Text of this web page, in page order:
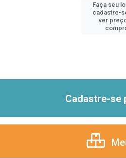
Faça seu
cadastre-
ver
Cadastre-se